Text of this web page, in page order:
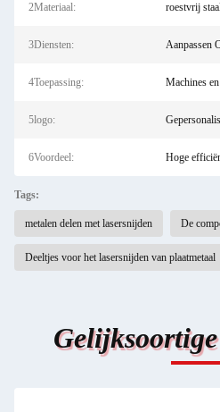
2Materiaal: roestvrij
3Diensten: Aanpassen
4Toepassing: Machines
5logo:
6Voordeel: Hoge
Tags:
metalen delen met lasersnijden De
Deeltjes voor het lasersnijden van plaatmetaal